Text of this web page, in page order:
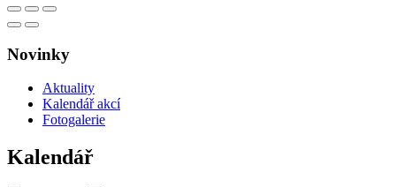
Novinky
Aktuality
Kalendář akcí
Fotogalerie
Kalendář